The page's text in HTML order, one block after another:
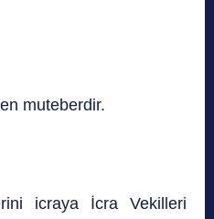
muteberdir.
icraya İcra Vekilleri